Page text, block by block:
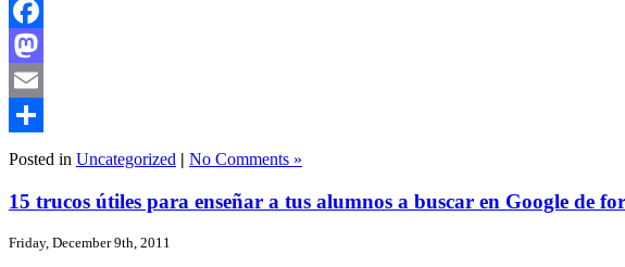
Facebook
Mastodon
Email
Share
Posted in Uncategorized | No Comments »
15 trucos útiles para enseñar a tus alumnos a buscar en Google de
Friday, December 9th, 2011